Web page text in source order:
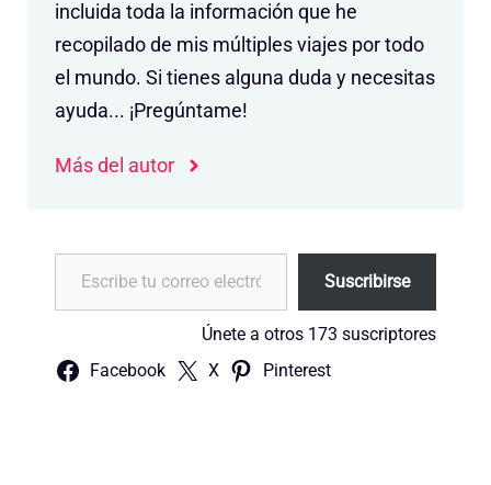
incluida toda la información que he
recopilado de mis múltiples viajes por todo
el mundo. Si tienes alguna duda y necesitas
ayuda... ¡Pregúntame!
Más del autor
Escribe tu correo electrónico…
Suscribirse
Únete a otros 173 suscriptores
Facebook X Pinterest